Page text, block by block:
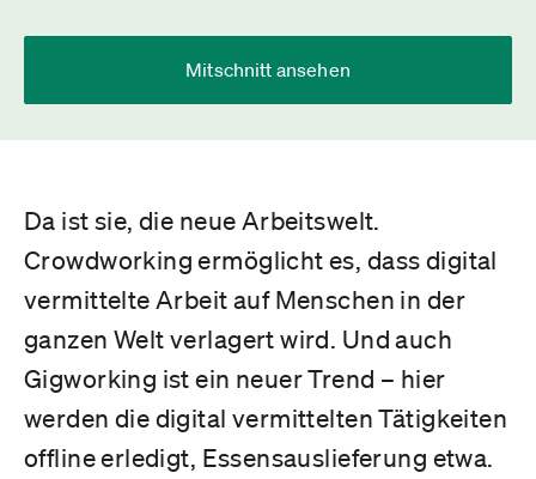
Mitschnitt ansehen
Da ist sie, die neue Arbeitswelt.
Crowdworking ermöglicht es, dass digital
vermittelte Arbeit auf Menschen in der
ganzen Welt verlagert wird. Und auch
Gigworking ist ein neuer Trend – hier
werden die digital vermittelten Tätigkeiten
offline erledigt, Essensauslieferung etwa.